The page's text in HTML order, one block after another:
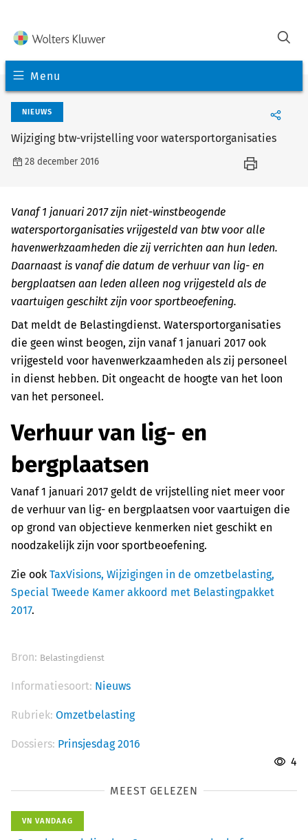
Menu
NIEUWS
Wijziging btw-vrijstelling voor watersportorganisaties
28 december 2016
Vanaf 1 januari 2017 zijn niet-winstbeogende
watersportorganisaties vrijgesteld van btw voor alle
havenwerkzaamheden die zij verrichten aan hun leden.
Daarnaast is vanaf die datum de verhuur van lig- en
bergplaatsen aan leden alleen nog vrijgesteld als de
vaartuigen geschikt zijn voor sportbeoefening.
Dat meldt de Belastingdienst. Watersportorganisaties
die geen winst beogen, zijn vanaf 1 januari 2017 ook
vrijgesteld voor havenwerkzaamheden als zij personeel
in dienst hebben. Dit ongeacht de hoogte van het loon
van het personeel.
Verhuur van lig- en
bergplaatsen
Vanaf 1 januari 2017 geldt de vrijstelling niet meer voor
de verhuur van lig- en bergplaatsen voor vaartuigen die
op grond van objectieve kenmerken niet geschikt en
noodzakelijk zijn voor sportbeoefening.
Zie ook TaxVisions, Wijzigingen in de omzetbelasting,
Special Tweede Kamer akkoord met Belastingpakket
2017.
Bron: Belastingdienst
Informatiesoort: Nieuws
Rubriek: Omzetbelasting
Dossiers: Prinsjesdag 2016
4
MEEST GELEZEN
VN VANDAAG